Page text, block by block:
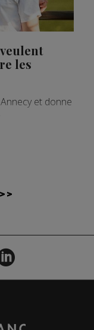
les
et donne
>>